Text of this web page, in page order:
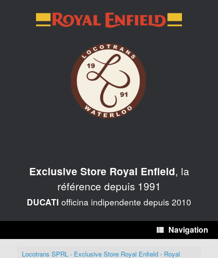
Exclusive Store Royal Enfield, la
référence depuis 1991
DUCATI officina indipendente depuis 2010
Navigation
Locotrans SPRL - Exclusive Store Royal Enfield - Royal